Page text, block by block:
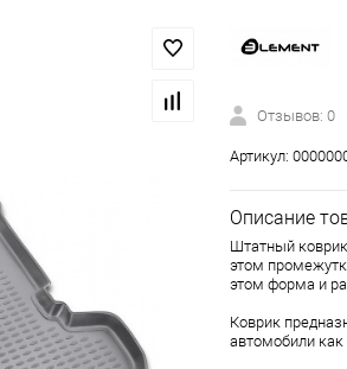
Отзывов: 0
Артикул:
Описание
Штатный
этом
этом форма и
Коврик
автомобили